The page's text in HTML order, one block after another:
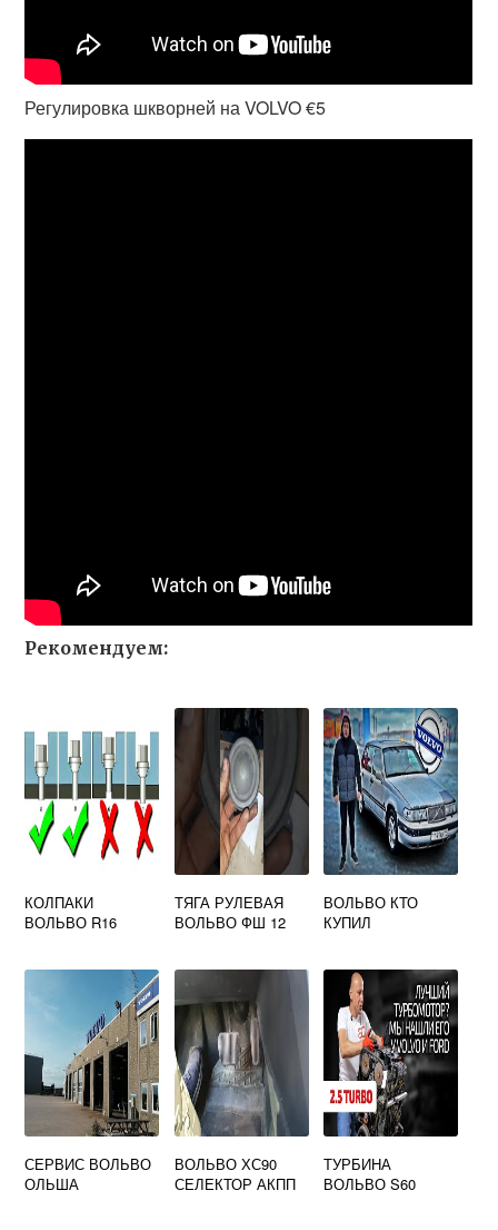
Регулировка шкворней на VOLVO €5
Рекомендуем:
КОЛПАКИ
ВОЛЬВО R16
ТЯГА РУЛЕВАЯ
ВОЛЬВО ФШ 12
ВОЛЬВО КТО
КУПИЛ
СЕРВИС ВОЛЬВО
ОЛЬША
ВОЛЬВО ХС90
СЕЛЕКТОР АКПП
ТУРБИНА
ВОЛЬВО S60